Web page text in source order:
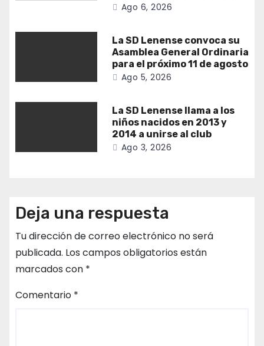
Ago 6, 2026
La SD Lenense convoca su
Asamblea General Ordinaria
para el próximo 11 de agosto
Ago 5, 2026
La SD Lenense llama a los
niños nacidos en 2013 y
2014 a unirse al club
Ago 3, 2026
Deja una respuesta
Tu dirección de correo electrónico no será
publicada. Los campos obligatorios están
marcados con *
Comentario *